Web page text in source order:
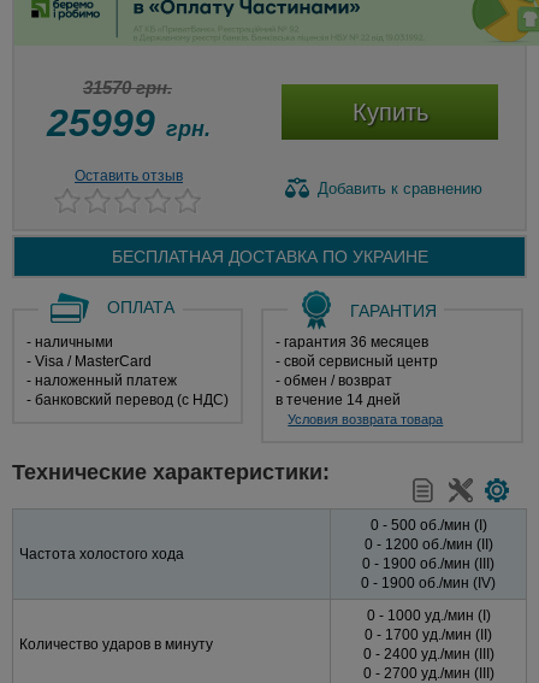
31570 грн.
25999 грн.
Купить
Оставить отзыв
Добавить к сравнению
БЕСПЛАТНАЯ ДОСТАВКА ПО УКРАИНЕ
ОПЛАТА
- наличными
- Visa / MasterCard
- наложенный платеж
- банковский перевод (с НДС)
ГАРАНТИЯ
- гарантия 36 месяцев
- свой сервисный центр
- обмен / возврат
в течение 14 дней
Условия возврата товара
Технические характеристики:
Частота холостого хода
0 - 500 об./мин (I)
0 - 1200 об./мин (II)
0 - 1900 об./мин (III)
0 - 1900 об./мин (IV)
Количество ударов в минуту
0 - 1000 уд./мин (I)
0 - 1700 уд./мин (II)
0 - 2400 уд./мин (III)
0 - 2700 уд./мин (III)